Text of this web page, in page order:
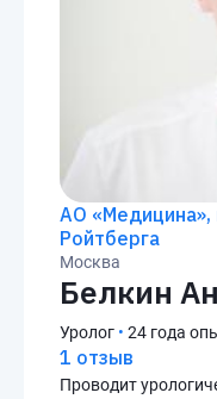
АО «Медицина»,
Ройтберга
Москва
Белкин
Уролог • 24 года
1 отзыв
Проводит